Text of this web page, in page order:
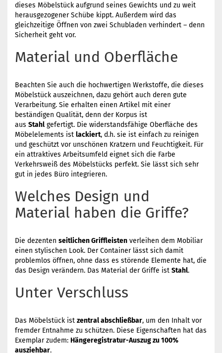
dieses Möbelstück aufgrund seines Gewichts und zu weit
herausgezogener Schübe kippt. Außerdem wird das
gleichzeitige Öffnen von zwei Schubladen verhindert – denn
Sicherheit geht vor.
Material und Oberfläche
Beachten Sie auch die hochwertigen Werkstoffe, die dieses
Möbelstück auszeichnen, dazu gehört auch deren gute
Verarbeitung. Sie erhalten einen Artikel mit einer
beständigen Qualität, denn der Korpus ist
aus Stahl gefertigt. Die widerstandsfähige Oberfläche des
Möbelelements ist lackiert, d.h. sie ist einfach zu reinigen
und geschützt vor unschönen Kratzern und Feuchtigkeit. Für
ein attraktives Arbeitsumfeld eignet sich die Farbe
Verkehrsweiß des Möbelstücks perfekt. Sie lässt sich sehr
gut in jedes Büro integrieren.
Welches Design und
Material haben die Griffe?
Die dezenten seitlichen Griffleisten verleihen dem Mobiliar
einen stylischen Look. Der Container lässt sich damit
problemlos öffnen, ohne dass es störende Elemente hat, die
das Design verändern. Das Material der Griffe ist Stahl.
Unter Verschluss
Das Möbelstück ist zentral abschließbar, um den Inhalt vor
fremder Entnahme zu schützen. Diese Eigenschaften hat das
Exemplar zudem: Hängeregistratur-Auszug zu 100%
ausziehbar.